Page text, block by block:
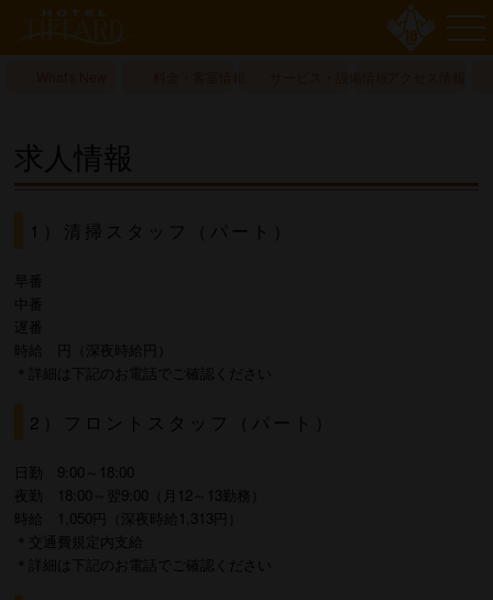
求人情報
1）清掃スタッフ（パート）
早番
中番
遅番
時給 円（深夜時給円）
＊詳細は下記のお電話でご確認ください
2）フロントスタッフ（パート）
日勤 9:00～18:00
夜勤 18:00～翌9:00（月12～13勤務）
時給 1,050円（深夜時給1,313円）
＊交通費規定内支給
＊詳細は下記のお電話でご確認ください